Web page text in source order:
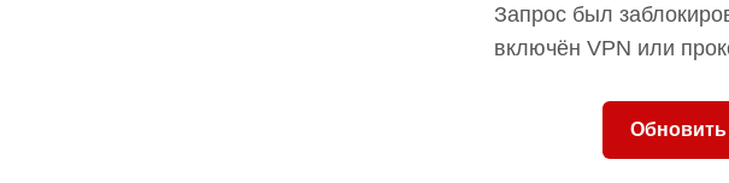
Запрос был
включён VPN или
Обновить